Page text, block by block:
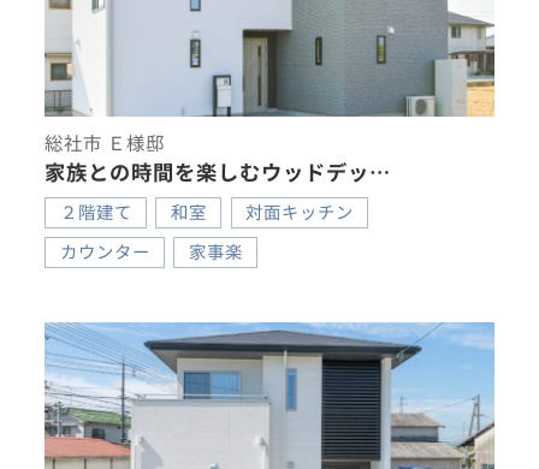
総社市 Ｅ様邸
家族との時間を楽しむウッドデッ…
２階建て 和室
対面キッチン
カウンター
家事楽